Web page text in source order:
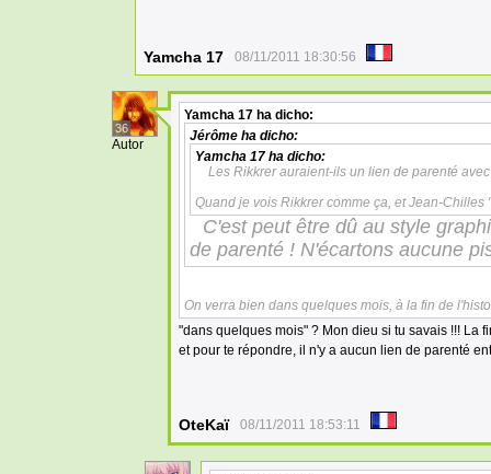
Yamcha 17 08/11/2011 18:30:56
36
Autor
Yamcha 17 ha dicho:
Jérôme ha dicho:
Yamcha 17 ha dicho:
Les Rikkrer auraient-ils un lien de parenté
Quand je vois Rikkrer comme ça, et Jean-
C'est peut être dû au style
de parenté ! N'écartons aucune
On verra bien dans quelques mois, à la fin de
"dans quelques mois" ? Mon dieu si tu savais !!! La
et pour te répondre, il n'y a aucun lien de parenté
OteKaï 08/11/2011 18:53:11